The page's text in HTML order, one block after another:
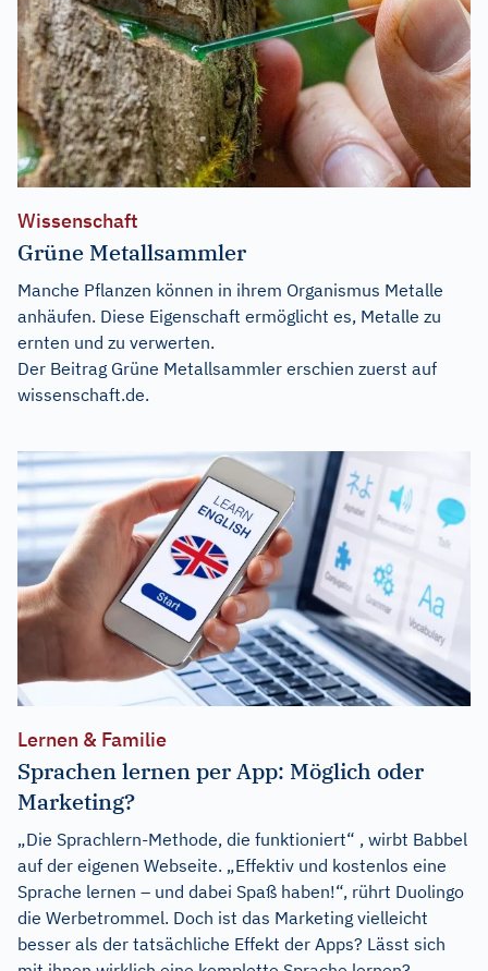
Wissenschaft
Grüne Metallsammler
Manche Pflanzen können in ihrem Organismus Metalle
anhäufen. Diese Eigenschaft ermöglicht es, Metalle zu
ernten und zu verwerten.
Der Beitrag Grüne Metallsammler erschien zuerst auf
wissenschaft.de.
Lernen & Familie
Sprachen lernen per App: Möglich oder
Marketing?
„Die Sprachlern-Methode, die funktioniert“ , wirbt Babbel
auf der eigenen Webseite. „Effektiv und kostenlos eine
Sprache lernen – und dabei Spaß haben!“, rührt Duolingo
die Werbetrommel. Doch ist das Marketing vielleicht
besser als der tatsächliche Effekt der Apps? Lässt sich